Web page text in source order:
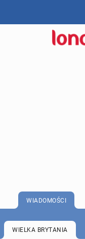
WIADOMOŚCI
WIELKA BRYTANIA